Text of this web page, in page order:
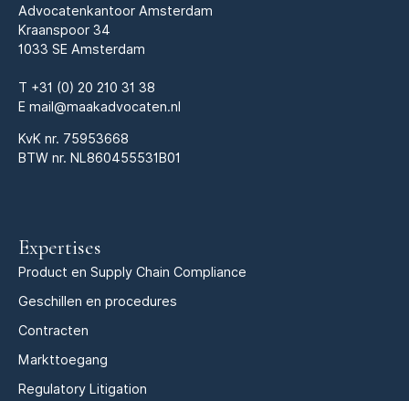
Advocatenkantoor Amsterdam
Kraanspoor 34
1033 SE Amsterdam
T +31 (0) 20 210 31 38
E mail@maakadvocaten.nl
KvK nr. 75953668
BTW nr. NL860455531B01
Expertises
Product en Supply Chain Compliance
Geschillen en procedures
Contracten
Markttoegang
Regulatory Litigation